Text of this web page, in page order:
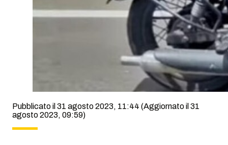
Pubblicato il 31 agosto 2023, 11:44 (Aggiornato il 31
agosto 2023, 09:59)